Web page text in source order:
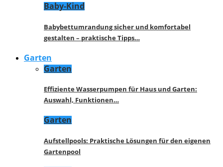
Baby-Kind
Babybettumrandung sicher und komfortabel
gestalten – praktische Tipps…
Garten
Garten
Effiziente Wasserpumpen für Haus und Garten:
Auswahl, Funktionen…
Garten
Aufstellpools: Praktische Lösungen für den eigenen
Gartenpool